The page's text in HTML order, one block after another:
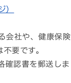
）
会社や、健康保険
要です。
確認書を郵送しま